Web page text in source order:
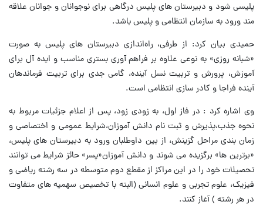
پلیسی شود و دبیرستان های پلیس درگاهی برای نوجوانان و جوانان علاقه
مند ورود به سازمان انتظامی و پلیس باشد.
حمیدی بیان کرد: از طرفی، راه‌اندازی دبیرستان های پلیس به صورت
«شبانه روزی» به نوعی علاوه بر فراهم آوری بستری مناسب و ایده آل برای
آموزش، پرورش و تربیت نسل آینده، گامی جدی برای تربیت فرماندهان
آینده فراجا و کادر سازی انتظامی است.
وی اشاره کرد : در فاز اول، به زودی زود، پس از اعلام جزئیات مربوط به
نحوه جذب،پذیرش و ثبت نام دانش آموزان،شرایط عمومی و اختصاصی و
زمان بندی مراحل گزینش، از بین داوطلبان ورود به دبیرستان های پلیس،
«برترین ها» برگزیده می شوند و دانش آموزان«پسر» حائز شرایط می توانند
تحصیلات خود را در این مراکز از مقطع دوم متوسطه در سه رشته ریاضی و
فیزیک، علوم تجربی و علوم انسانی (البته با تخصیص سهمیه های متفاوت
در هر رشته ) آغاز کنند.